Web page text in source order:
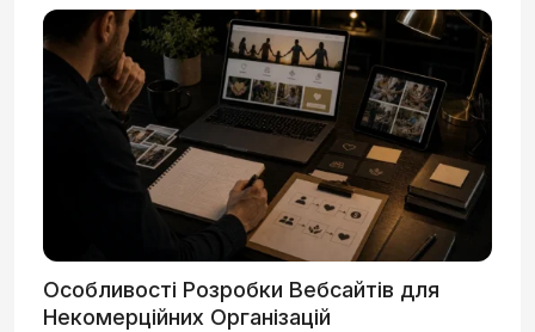
Особливості Розробки Вебсайтів для
Некомерційних Організацій